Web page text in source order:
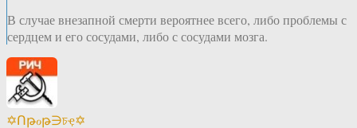
В случае внезапной смерти вероятнее всего, либо проблемы с
сердцем и его сосудами, либо с сосудами мозга.
✡Ոթℴթ∋চҿ✡